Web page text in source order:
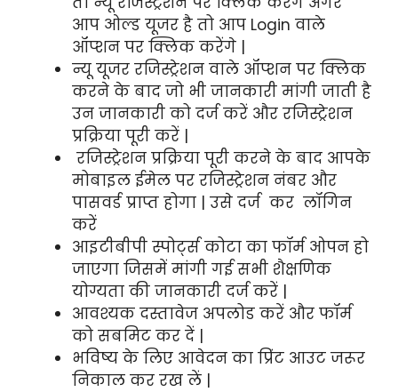
आप ओल्ड यूजर है तो आप Login वाले
ऑप्शन पर क्लिक करेंगे |
न्यू यूजर रजिस्ट्रेशन वाले ऑप्शन पर क्लिक
करने के बाद जो भी जानकारी मांगी जाती है
उन जानकारी को दर्ज करें और रजिस्ट्रेशन
प्रक्रिया पूरी करें |
रजिस्ट्रेशन प्रक्रिया पूरी करने के बाद आपके
मोबाइल ईमेल पर रजिस्ट्रेशन नंबर और
पासवर्ड प्राप्त होगा | उसे दर्ज कर लॉगिन
करें
आइटीबीपी स्पोर्ट्स कोटा का फॉर्म ओपन हो
जाएगा जिसमें मांगी गई सभी शैक्षणिक
योग्यता की जानकारी दर्ज करें |
आवश्यक दस्तावेज अपलोड करें और फॉर्म
को सबमिट कर दें |
भविष्य के लिए आवेदन का प्रिंट आउट जरूर
निकाल कर रख लें |